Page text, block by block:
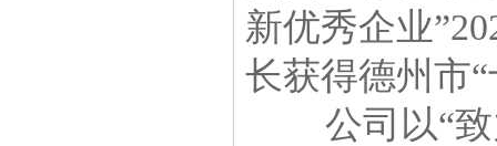
新优秀企业
长获得德州市
公司以“致